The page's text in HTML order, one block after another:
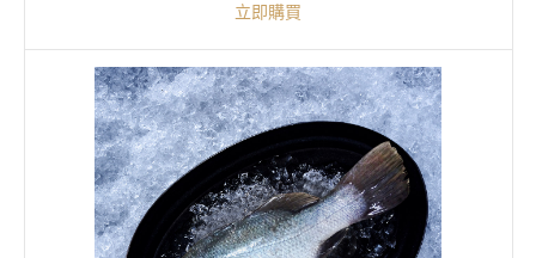
立即購買